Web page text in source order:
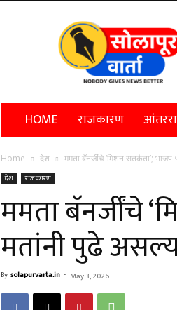
Solapur
Varta
HOME राजकारण
Home देश ममता बॅनर्जींचे ‘मिशन सतर्कता’;
देश राजकारण
ममता बॅनर्जींचे
मतांनी पुढे
By solapurvarta.in - May 3, 2026